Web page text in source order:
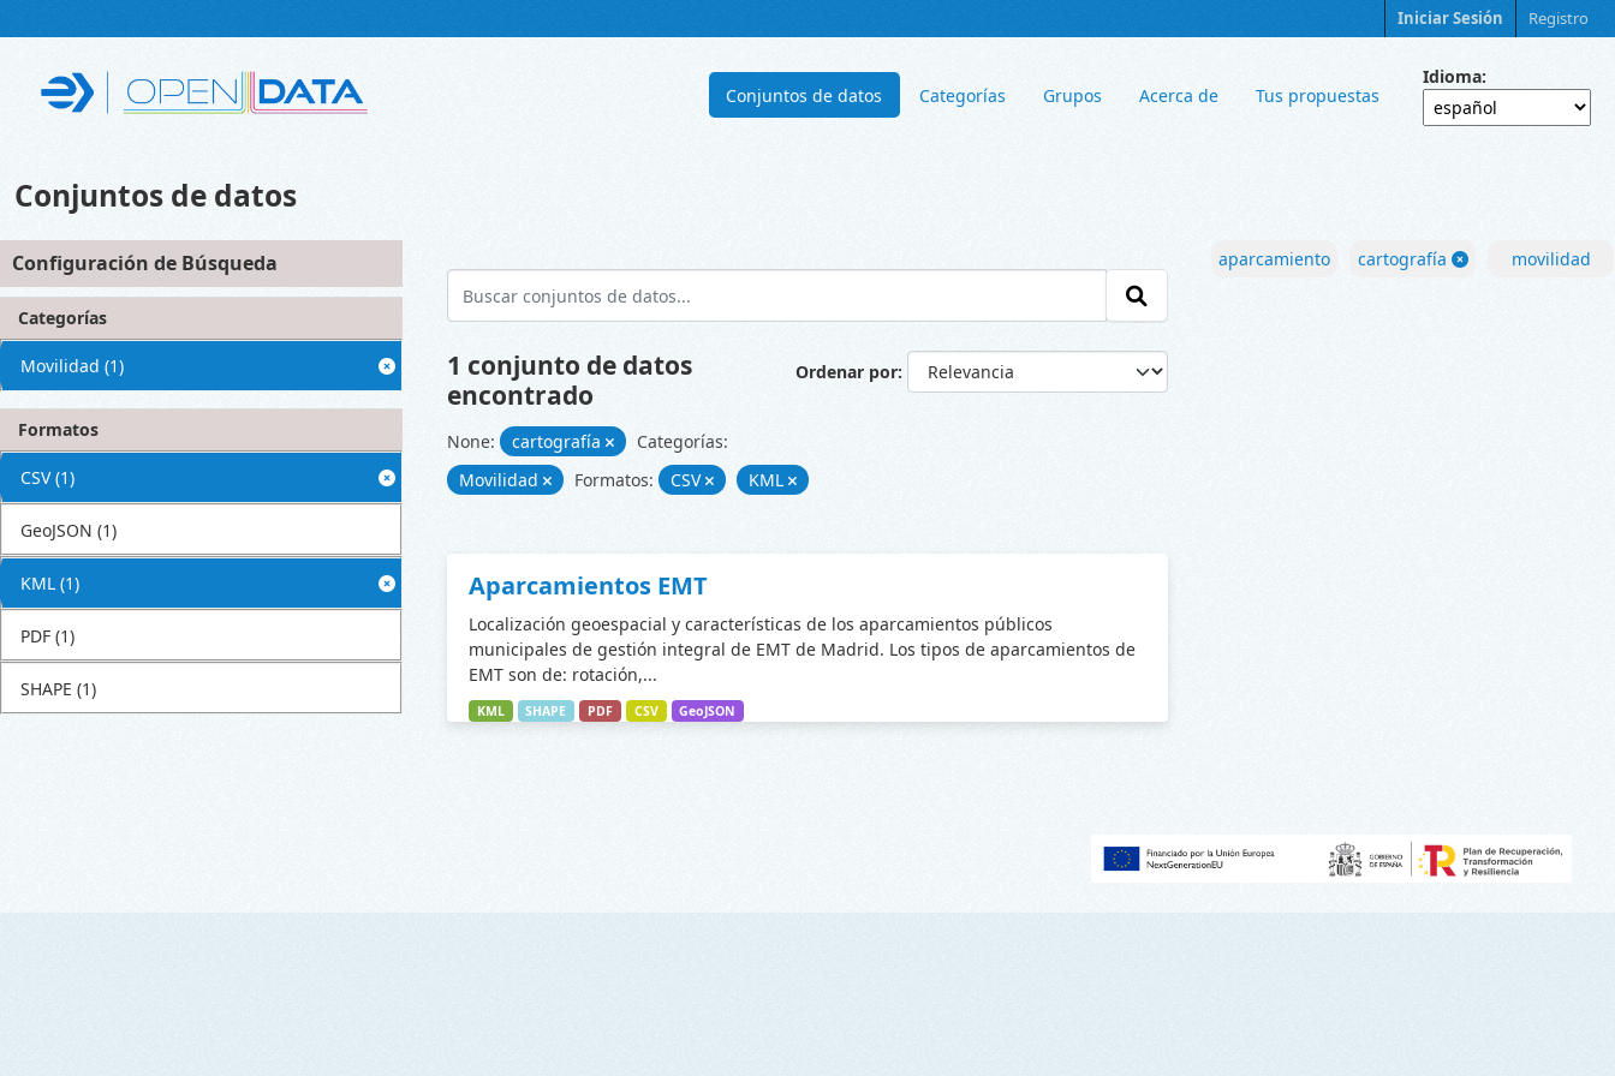
Iniciar Sesión Registro
Conjuntos de datos Categorías Grupos Acerca de Tus propuestas
Idioma
Conjuntos de datos
Configuración de Búsqueda
Categorías
Movilidad (1)
Formatos
CSV (1)
GeoJSON (1)
KML (1)
PDF (1)
SHAPE (1)
Ordenar por
1 conjunto de datos
encontrado
None: cartografía
Categorías:
Movilidad
Formatos: CSV KML
Aparcamientos EMT
Localización geoespacial y características de los aparcamientos públicos
municipales de gestión integral de EMT de Madrid. Los tipos de aparcamientos de
EMT son de: rotación,...
KML SHAPE PDF CSV GeoJSON
aparcamiento cartografía movilidad